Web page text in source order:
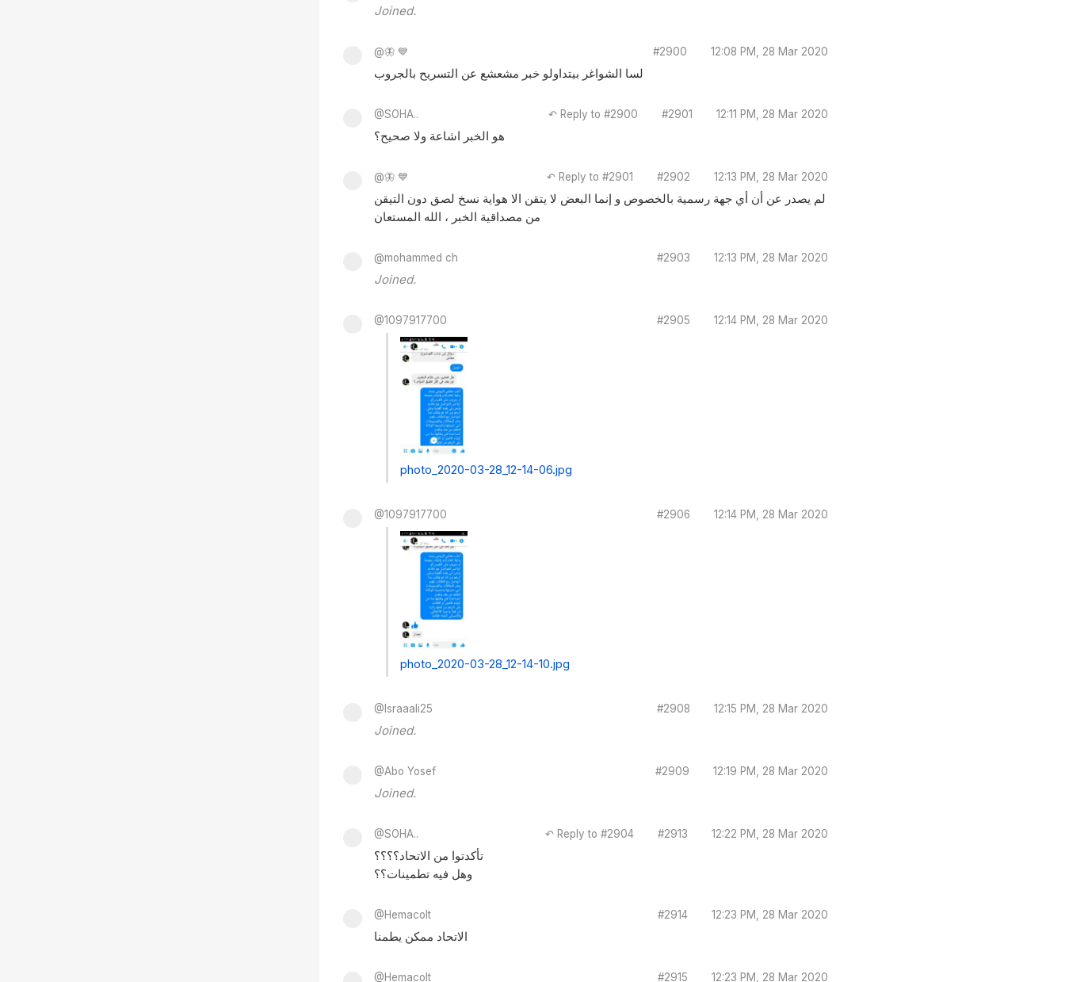
Joined.
@🦋 💙 #2900 12:08 PM, 28 Mar 2020
لسا الشواغر بيتداولو خبر مشعشع عن التسريح بالجروب
@SOHA.. ↶ Reply to #2900 #2901 12:11 PM, 28 Mar 2020
هو الخبر اشاعة ولا صحيح؟
@🦋 💙 ↶ Reply to #2901 #2902 12:13 PM, 28 Mar 2020
لم يصدر عن أن أي جهة رسمية بالخصوص و إنما البعض لا يتقن الا هواية نسخ لصق دون التيقن
من مصداقية الخبر ، الله المستعان
@mohammed ch #2903 12:13 PM, 28 Mar 2020
Joined.
@1097917700 #2905 12:14 PM, 28 Mar 2020
photo_2020-03-28_12-14-06.jpg
@1097917700 #2906 12:14 PM, 28 Mar 2020
photo_2020-03-28_12-14-10.jpg
@Israaali25 #2908 12:15 PM, 28 Mar 2020
Joined.
@Abo Yosef #2909 12:19 PM, 28 Mar 2020
Joined.
@SOHA.. ↶ Reply to #2904 #2913 12:22 PM, 28 Mar 2020
تأكدتوا من الاتحاد؟؟؟؟
وهل فيه تطمينات؟؟
@Hemacolt #2914 12:23 PM, 28 Mar 2020
الاتحاد ممكن يطمنا
@Hemacolt #2915 12:23 PM, 28 Mar 2020